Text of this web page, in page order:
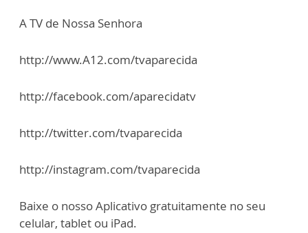
A TV de Nossa Senhora
http://www.A12.com/tvaparecida
http://facebook.com/aparecidatv
http://twitter.com/tvaparecida
http://instagram.com/tvaparecida
Baixe o nosso Aplicativo gratuitamente no seu
celular, tablet ou iPad.